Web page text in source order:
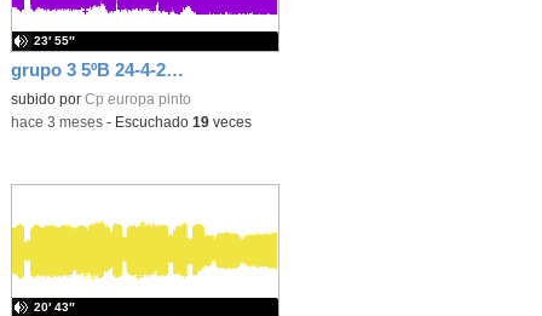
grupo 3 5ºB 24-4-26 PROGRAMA
subido por Cp europa pinto
23′ 55″
-hace 3 meses- Escuchado 19veces
20′ 43″